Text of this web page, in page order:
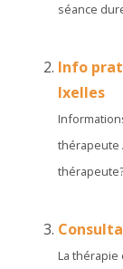
séance
Info
Ixelles
thérapeute
La